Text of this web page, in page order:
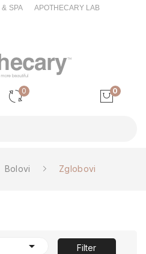
& SPA APOTHECARY LAB
0 0
Bolovi Zglobovi
 Filter